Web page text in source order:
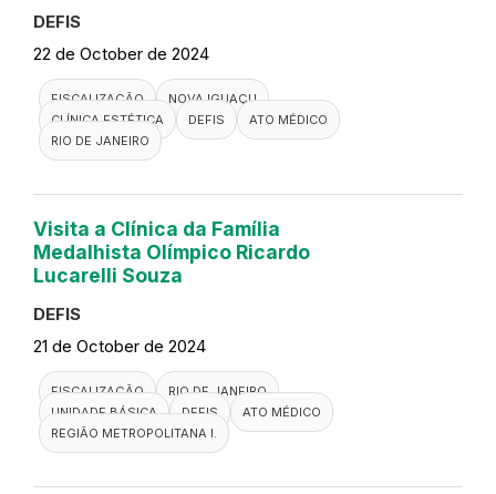
DEFIS
22 de October de 2024
FISCALIZAÇÃO
NOVA IGUAÇU
CLÍNICA ESTÉTICA
DEFIS
ATO MÉDICO
RIO DE JANEIRO
Visita a Clínica da Família
Medalhista Olímpico Ricardo
Lucarelli Souza
DEFIS
21 de October de 2024
FISCALIZAÇÃO
RIO DE JANEIRO
UNIDADE BÁSICA
DEFIS
ATO MÉDICO
REGIÃO METROPOLITANA I.